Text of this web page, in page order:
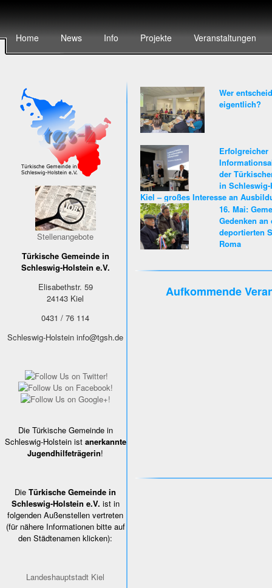
Home News Info Projekte Veranstaltungen
Stellenangebote
Türkische Gemeinde in
Schleswig-Holstein e.V.
Elisabethstr. 59
24143 Kiel
0431 / 76 114
Schleswig-Holstein info@tgsh.de
Die Türkische Gemeinde in
Schleswig-Holstein ist anerkannte
Jugendhilfeträgerin!
Die Türkische Gemeinde in
Schleswig-Holstein e.V. ist in
folgenden Außenstellen vertreten
(für nähere Informationen bitte auf
den Städtenamen klicken):
Landeshauptstadt Kiel
Wer
eigentlich?
Erfolgreicher
der
in
Kiel – großes Interesse an
Karriere beim Land Schleswig-
16. Mai:
Gedenken an
deportierten
Roma
Aufkommende